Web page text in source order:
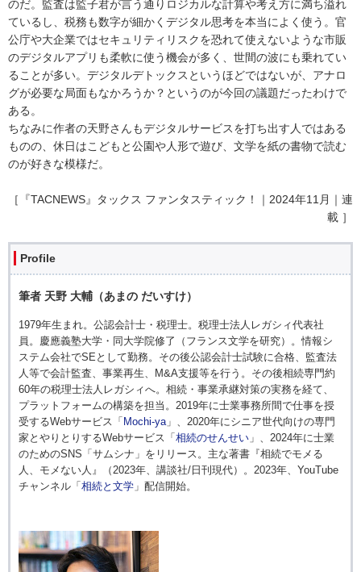
のだ。監査は監子君が言う通りロジカルな計算や考え方に満ち溢れ
ているし、税務も数字が細かくデジタル思考を本当によく使う。官
公庁や大企業ではセキュリティリスクを恐れて使えないような市販
のデジタルアプリも柔軟に使う機会が多く、世間の波にも乗れてい
ることが多い。デジタルデトックスというほどではないが、アナロ
グが必要な局面もなかろうか？というのが今回の議題だったわけで
ある。
ちなみに作者の天野さんもデジタルサービスを打ち出す人ではある
ものの、休日はこどもと公園や人形で遊び、文学を紙の書物で読む
のが好きな模様だ。
［『TACNEWS』タックス ファンタスティック！｜2024年11月｜連
載 ］
Profile
筆者 天野 大輔（あまの だいすけ）
1979年生まれ。公認会計士・税理士。税理士法人レガシィ代表社
員。慶應義塾大学・同大学院修了（フランス文学を研究）。情報シ
ステム会社でSEとして勤務。その後公認会計士試験に合格、監査法
人等で会計監査、事業再生、M&A支援等を行う。その後相続専門約
60年の税理士法人レガシィへ。相続・事業承継対策の実務を経て、
プラットフォームの構築を担当。2019年に士業事務所間で仕事を授
受するWebサービス「 Mochi-ya」、2020年にシニア世代向けの専門
家とやりとりするWebサービス「 相続のせんせい 」、2024年に士業
のためのSNS「サムシナ」をリリース。主な著書『相続でモメる
人、モメない人』（2023年、講談社/日刊現代）。2023年、YouTube
チャンネル「 相続と文学 」配信開始。